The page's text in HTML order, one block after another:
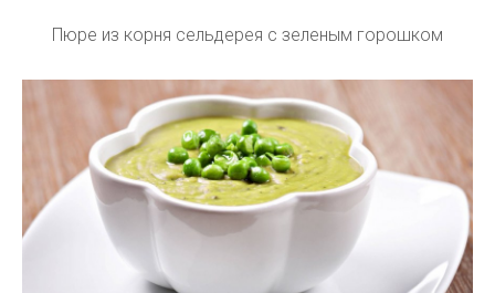
Пюре из корня сельдерея с зеленым горошком